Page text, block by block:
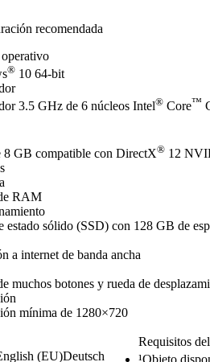
recomendada
operativo
® 10 64-bit
3.5 GHz de 6 núcleos Intel® Core™
8 GB compatible con DirectX® 12
RAM
estado sólido (SSD) con 128 GB de
a internet de banda ancha
muchos botones y rueda de
mínima de 1280×720
(EU)Deutsch
Requisitos